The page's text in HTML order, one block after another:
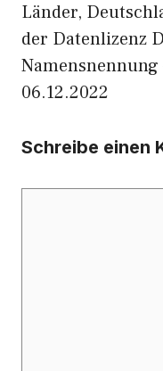
Länder,
der Datenlizenz
Namensnennung
06.12.2022
Schreibe einen